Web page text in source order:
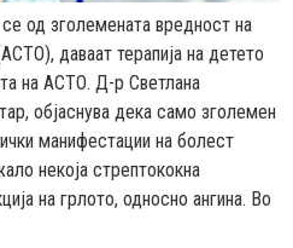
од зголемената вредност на
даваат терапија на детето
на АСТО. Д-р Светлана
објаснува дека само зголемен
манифестации на болест
некоја стрептококна
на грлото, односно ангина. Во